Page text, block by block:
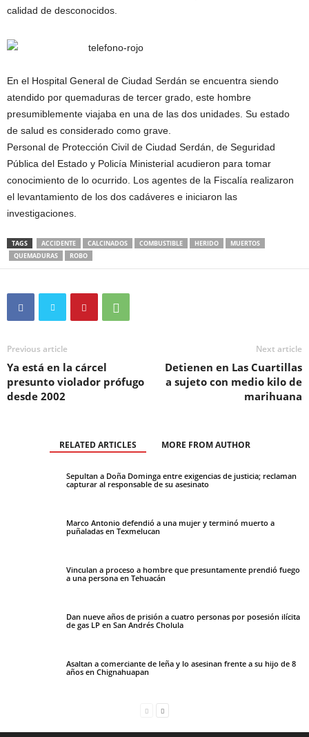
calidad de desconocidos.
En el Hospital General de Ciudad Serdán se encuentra siendo
atendido por quemaduras de tercer grado, este hombre
presumiblemente viajaba en una de las dos unidades. Su estado
de salud es considerado como grave.
Personal de Protección Civil de Ciudad Serdán, de Seguridad
Pública del Estado y Policía Ministerial acudieron para tomar
conocimiento de lo ocurrido. Los agentes de la Fiscalía realizaron
el levantamiento de los dos cadáveres e iniciaron las
investigaciones.
TAGS ACCIDENTE CALCINADOS COMBUSTIBLE HERIDO
MUERTOS
QUEMADURAS
ROBO
Previous article
Ya está en la cárcel
presunto violador prófugo
desde 2002
Next article
Detienen en Las Cuartillas
a sujeto con medio kilo de
marihuana
RELATED ARTICLES MORE FROM AUTHOR
Sepultan a Doña Dominga entre exigencias de justicia; reclaman
capturar al responsable de su asesinato
Marco Antonio defendió a una mujer y terminó muerto a
puñaladas en Texmelucan
Vinculan a proceso a hombre que presuntamente prendió fuego
a una persona en Tehuacán
Dan nueve años de prisión a cuatro personas por posesión ilícita
de gas LP en San Andrés Cholula
Asaltan a comerciante de leña y lo asesinan frente a su hijo de 8
años en Chignahuapan